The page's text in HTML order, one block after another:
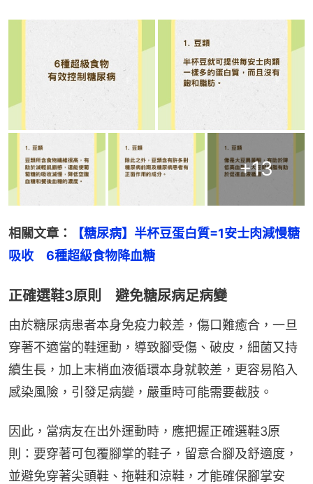
+13
相關文章：
【糖尿病】半杯豆蛋白質=1安士肉減慢糖
吸收　6種超級食物降血糖
正確選鞋3原則 避免糖尿病足病變
由於糖尿病患者本身免疫力較差，傷口難癒合，一旦
穿著不適當的鞋運動，導致腳受傷、破皮，細菌又持
續生長，加上末梢血液循環本身就較差，更容易陷入
感染風險，引發足病變，嚴重時可能需要截肢。
因此，當病友在出外運動時，應把握正確選鞋3原
則：要穿著可包覆腳掌的鞋子，留意合腳及舒適度，
並避免穿著尖頭鞋、拖鞋和涼鞋，才能確保腳掌安